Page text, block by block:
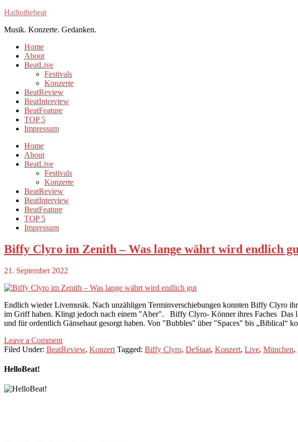
Hailtothebeat
Musik. Konzerte. Gedanken.
Home
About
BeatLive
Festivals
Konzerte
BeatReview
BeatInterview
BeatFeature
TOP 5
Impressum
Home
About
BeatLive
Festivals
Konzerte
BeatReview
BeatInterview
BeatFeature
TOP 5
Impressum
Biffy Clyro im Zenith – Was lange währt wird endlich
21. September 2022
Endlich wieder Livemusik. Nach unzähligen Terminverschiebungen konnten Biffy Clyro
im Griff haben. Klingt jedoch nach einem "Aber". Biffy Clyro- Könner ihres Faches Das
und für ordentlich Gänsehaut gesorgt haben. Von "Bubbles" über "Spaces" bis „Biblical“
Leave a Comment
Filed Under: BeatReview, Konzert Tagged: Biffy Clyro, DeStaat, Konzert, Live, München,
HelloBeat!